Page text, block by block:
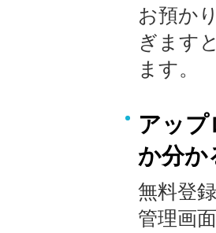
お預か
ぎます
ます。
アッ
か分か
無料登
管理画